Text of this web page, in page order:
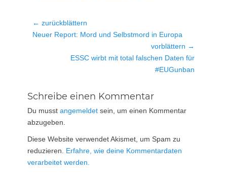
Beitragsnavigation
← zurückblättern
Vorheriger
Neuer Report: Mord und Selbstmord in Europa
vorblättern →
ESSC wirbt mit total falschen Daten für
#EUGunban
Schreibe einen Kommentar
Du musst angemeldet sein, um einen Kommentar
abzugeben.
Diese Website verwendet Akismet, um Spam zu
reduzieren. Erfahre, wie deine Kommentardaten
verarbeitet werden.